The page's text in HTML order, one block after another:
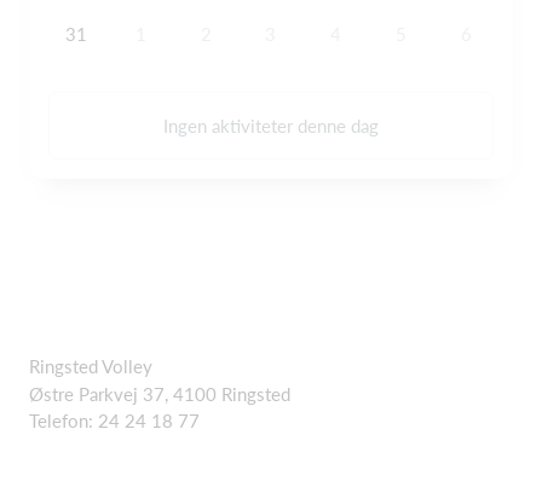
31
Ingen aktiviteter denne dag
Ringsted Volley
Østre Parkvej 37, 4100 Ringsted
Telefon: 24 24 18 77